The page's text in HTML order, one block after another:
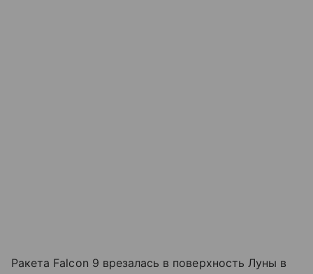
Ракета Falcon 9 врезалась в поверхность Луны в